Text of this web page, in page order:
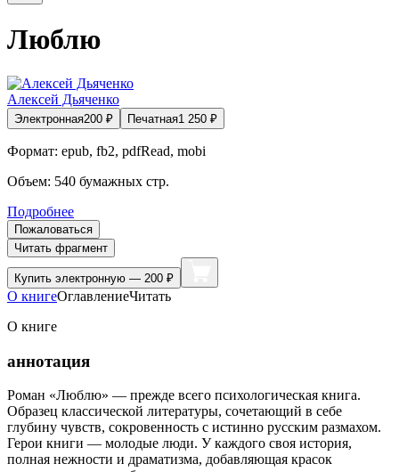
Люблю
Алексей Дьяченко
Электронная200 ₽ Печатная1 250 ₽
Формат: epub, fb2, pdfRead, mobi
Объем: 540 бумажных стр.
Подробнее
Пожаловаться
Читать фрагмент
Купить электронную — 200 ₽
О книгеОглавлениеЧитать
О книге
аннотация
Роман «Люблю» — прежде всего психологическая книга.
Образец классической литературы, сочетающий в себе
глубину чувств, сокровенность с истинно русским размахом.
Герои книги — молодые люди. У каждого своя история,
полная нежности и драматизма, добавляющая красок